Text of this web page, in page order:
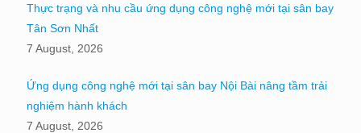
Thực trạng và nhu cầu ứng dụng công nghệ mới tại sân bay
Tân Sơn Nhất
7 August, 2026
Ứng dụng công nghệ mới tại sân bay Nội Bài nâng tầm trải
nghiệm hành khách
7 August, 2026